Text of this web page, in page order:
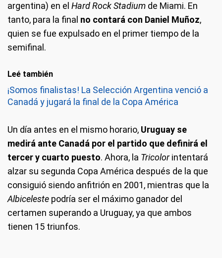
argentina) en el Hard Rock Stadium de Miami. En
tanto, para la final no contará con Daniel Muñoz,
quien se fue expulsado en el primer tiempo de la
semifinal.
Leé también
¡Somos finalistas! La Selección Argentina venció a
Canadá y jugará la final de la Copa América
Un día antes en el mismo horario, Uruguay se
medirá ante Canadá por el partido que definirá el
tercer y cuarto puesto. Ahora, la Tricolorintentará
alzar su segunda Copa América después de la que
consiguió siendo anfitrión en 2001, mientras que la
Albiceleste podría ser el máximo ganador del
certamen superando a Uruguay, ya que ambos
tienen 15 triunfos.